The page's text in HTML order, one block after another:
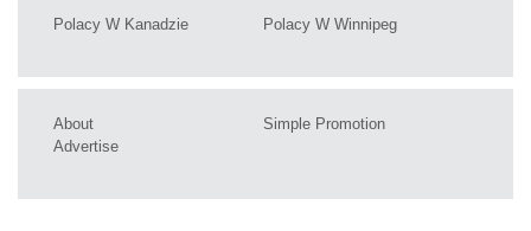
Polacy W Kanadzie Polacy W Winnipeg
About
Advertise
Simple Promotion